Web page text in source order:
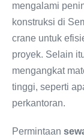
mengalami
konstruksi di
crane untuk
proyek. Selain
mengangkat
tinggi, seperti
perkantoran.
Permintaan